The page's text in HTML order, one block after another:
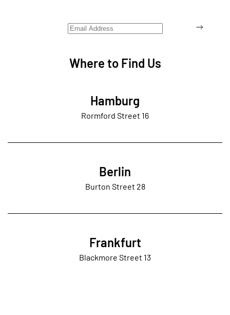
Where to Find Us
Hamburg
Rormford Street 16
Berlin
Burton Street 28
Frankfurt
Blackmore Street 13